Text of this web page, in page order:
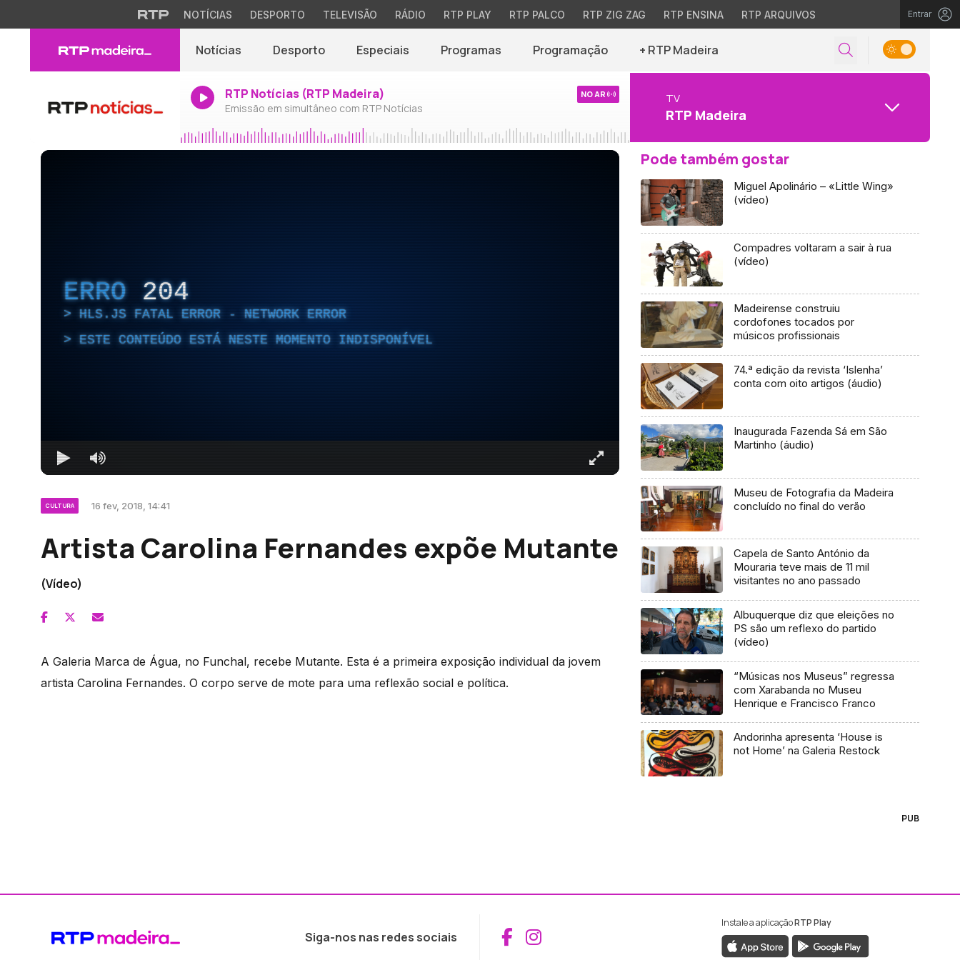
NOTÍCIAS DESPORTO TELEVISÃO RÁDIO RTP PLAY RTP PALCO RTP ZIG ZAG RTP ENSINA RTP ARQUIVOS Entrar
Notícias Desporto Especiais Programas Programação + RTP Madeira
RTP Notícias (RTP Madeira)
Emissão em simultâneo com RTP Notícias
NO AR TV
RTP Madeira
ERRO 204
HLS.JS FATAL ERROR - NETWORK ERROR
ESTE CONTEÚDO ESTÁ NESTE MOMENTO INDISPONÍVEL
CULTURA 16 fev, 2018, 14:41
Artista Carolina Fernandes expõe Mutante
(Vídeo)
A Galeria Marca de Água, no Funchal, recebe Mutante. Esta é a primeira exposição individual da jovem
artista Carolina Fernandes. O corpo serve de mote para uma reflexão social e política.
Pode também gostar
Miguel Apolinário – «Little Wing»
(vídeo)
Compadres voltaram a sair à rua
(vídeo)
Madeirense construiu
cordofones tocados por
músicos profissionais
74.ª edição da revista ‘Islenha’
conta com oito artigos (áudio)
Inaugurada Fazenda Sá em São
Martinho (áudio)
Museu de Fotografia da Madeira
concluído no final do verão
Capela de Santo António da
Mouraria teve mais de 11 mil
visitantes no ano passado
Albuquerque diz que eleições no
PS são um reflexo do partido
(vídeo)
“Músicas nos Museus” regressa
com Xarabanda no Museu
Henrique e Francisco Franco
Andorinha apresenta ‘House is
not Home’ na Galeria Restock
PUB
Siga-nos nas redes sociais Aceder ao Facebook da RTP Madeira
Aceder ao Instagram da RTP Madeira
Instale a aplicaçãoRTP Play